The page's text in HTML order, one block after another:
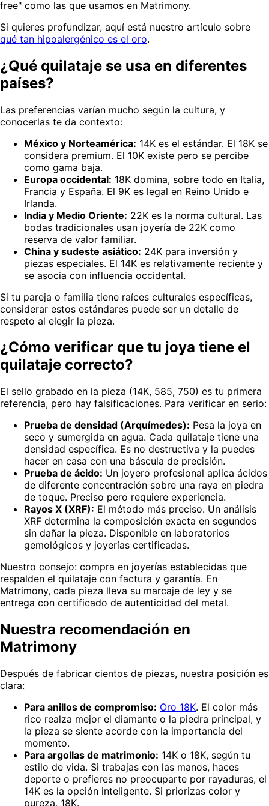
free" como las que usamos en Matrimony.
Si quieres profundizar, aquí está nuestro artículo sobre
qué tan hipoalergénico es el oro.
¿Qué quilataje se usa en diferentes
países?
Las preferencias varían mucho según la cultura, y
conocerlas te da contexto:
México y Norteamérica: 14K es el estándar. El 18K se
considera premium. El 10K existe pero se percibe
como gama baja.
Europa occidental: 18K domina, sobre todo en Italia,
Francia y España. El 9K es legal en Reino Unido e
Irlanda.
India y Medio Oriente: 22K es la norma cultural. Las
bodas tradicionales usan joyería de 22K como
reserva de valor familiar.
China y sudeste asiático: 24K para inversión y
piezas especiales. El 14K es relativamente reciente y
se asocia con influencia occidental.
Si tu pareja o familia tiene raíces culturales específicas,
considerar estos estándares puede ser un detalle de
respeto al elegir la pieza.
¿Cómo verificar que tu joya tiene el
quilataje correcto?
El sello grabado en la pieza (14K, 585, 750) es tu primera
referencia, pero hay falsificaciones. Para verificar en serio:
Prueba de densidad (Arquímedes): Pesa la joya en
seco y sumergida en agua. Cada quilataje tiene una
densidad específica. Es no destructiva y la puedes
hacer en casa con una báscula de precisión.
Prueba de ácido: Un joyero profesional aplica ácidos
de diferente concentración sobre una raya en piedra
de toque. Preciso pero requiere experiencia.
Rayos X (XRF): El método más preciso. Un análisis
XRF determina la composición exacta en segundos
sin dañar la pieza. Disponible en laboratorios
gemológicos y joyerías certificadas.
Nuestro consejo: compra en joyerías establecidas que
respalden el quilataje con factura y garantía. En
Matrimony, cada pieza lleva su marcaje de ley y se
entrega con certificado de autenticidad del metal.
Nuestra recomendación en
Matrimony
Después de fabricar cientos de piezas, nuestra posición es
clara:
Para anillos de compromiso: Oro 18K. El color más
rico realza mejor el diamante o la piedra principal, y
la pieza se siente acorde con la importancia del
momento.
Para argollas de matrimonio: 14K o 18K, según tu
estilo de vida. Si trabajas con las manos, haces
deporte o prefieres no preocuparte por rayaduras, el
14K es la opción inteligente. Si priorizas color y
pureza, 18K.